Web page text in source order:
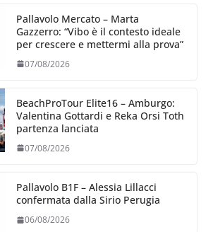
Pallavolo Mercato – Marta
Gazzerro: “Vibo è il contesto ideale
per crescere e mettermi alla prova”
07/08/2026
BeachProTour Elite16 – Amburgo:
Valentina Gottardi e Reka Orsi Toth
partenza lanciata
07/08/2026
Pallavolo B1F – Alessia Lillacci
confermata dalla Sirio Perugia
06/08/2026